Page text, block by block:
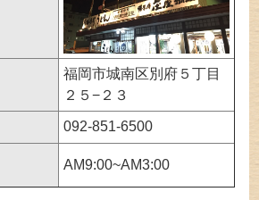
福岡市城南区別府５丁目
２５−２３
092-851-6500
AM9:00~AM3:00